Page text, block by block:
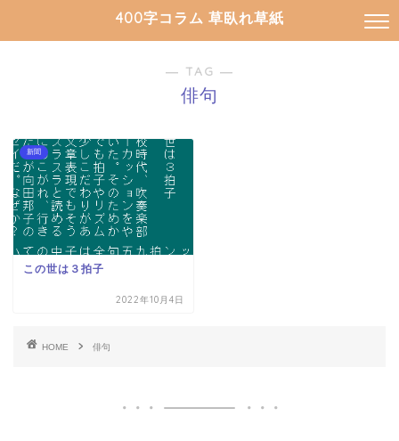
400字コラム 草臥れ草紙
― TAG ―
俳句
新聞
この世は３拍子
2022年10月4日
HOME 俳句